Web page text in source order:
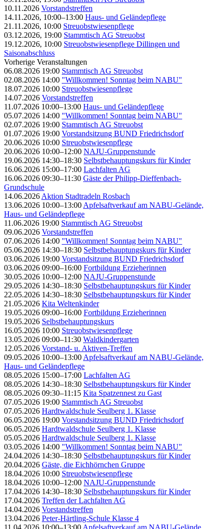
10.11.2026 Vorstandstreffen
14.11.2026, 10:00–13:00 Haus- und Geländepflege
21.11.2026, 10:00 Streuobstwiesenpflege
03.12.2026, 19:00 Stammtisch AG Streuobst
19.12.2026, 10:00 Streuobstwiesenpflege Dillingen und
Saisonabschluss
Vorherige Veranstaltungen
06.08.2026 19:00 Stammtisch AG Streuobst
02.08.2026 14:00 "Willkommen! Sonntag beim NABU"
18.07.2026 10:00 Streuobstwiesenpflege
14.07.2026 Vorstandstreffen
11.07.2026 10:00–13:00 Haus- und Geländepflege
05.07.2026 14:00 "Willkommen! Sonntag beim NABU"
02.07.2026 19:00 Stammtisch AG Streuobst
01.07.2026 19:00 Vorstandsitzung BUND Friedrichsdorf
20.06.2026 10:00 Streuobstwiesenpflege
20.06.2026 10:00–12:00 NAJU-Gruppenstunde
19.06.2026 14:30–18:30 Selbstbehauptungskurs für Kinder
16.06.2026 15:00–17:00 Lachfalten AG
16.06.2026 09:30–11:30 Gäste der Philipp-Dieffenbach-
Grundschule
14.06.2026 Aktion Stadtradeln Rosbach
13.06.2026 10:00–13:00 Apfelsaftverkauf am NABU-Gelände,
Haus- und Geländepflege
11.06.2026 19:00 Stammtisch AG Streuobst
09.06.2026 Vorstandstreffen
07.06.2026 14:00 "Willkommen! Sonntag beim NABU"
05.06.2026 14:30–18:30 Selbstbehauptungskurs für Kinder
03.06.2026 19:00 Vorstandsitzung BUND Friedrichsdorf
03.06.2026 09:00–16:00 Fortbildung Erzieherinnen
30.05.2026 10:00–12:00 NAJU-Gruppenstunde
29.05.2026 14:30–18:30 Selbstbehauptungskurs für Kinder
22.05.2026 14:30–18:30 Selbstbehauptungskurs für Kinder
21.05.2026 Kita Weltenkinder
19.05.2026 09:00–16:00 Fortbildung Erzieherinnen
19.05.2026 Selbstbehauptungskurs
16.05.2026 10:00 Streuobstwiesenpflege
13.05.2026 09:00–11:30 Waldkindergarten
12.05.2026 Vorstand- u. Aktiven-Treffen
09.05.2026 10:00–13:00 Apfelsaftverkauf am NABU-Gelände,
Haus- und Geländepflege
08.05.2026 15:00–17:00 Lachfalten AG
08.05.2026 14:30–18:30 Selbstbehauptungskurs für Kinder
08.05.2026 09:30–11:15 Kita Spatzennest zu Gast
07.05.2026 19:00 Stammtisch AG Streuobst
07.05.2026 Hardtwaldschule Seulberg 1. Klasse
06.05.2026 19:00 Vorstandsitzung BUND Friedrichsdorf
06.05.2026 Hardtwaldschule Seulberg 1. Klasse
05.05.2026 Hardtwaldschule Seulberg 1. Klasse
03.05.2026 14:00 "Willkommen! Sonntag beim NABU"
24.04.2026 14:30–18:30 Selbstbehauptungskurs für Kinder
20.04.2026 Gäste, die Eichhörnchen Gruppe
18.04.2026 10:00 Streuobstwiesenpflege
18.04.2026 10:00–12:00 NAJU-Gruppenstunde
17.04.2026 14:30–18:30 Selbstbehauptungskurs für Kinder
17.04.2026 Treffen der Lachfalten AG
14.04.2026 Vorstandstreffen
13.04.2026 Peter-Härtling-Schule Klasse 4
11.04.2026 10:00–13:00 Apfelsaftverkauf am NABU-Gelände,